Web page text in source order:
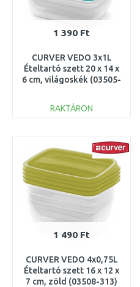
1 390 Ft
CURVER VEDO 3x1L
Ételtartó szett 20 x 14 x
6 cm, világoskék (03505-
RAKTÁRON
Összehasonlítás
1 490 Ft
CURVER VEDO 4x0,75L
Ételtartó szett 16 x 12 x
7 cm, zöld (03508-313)